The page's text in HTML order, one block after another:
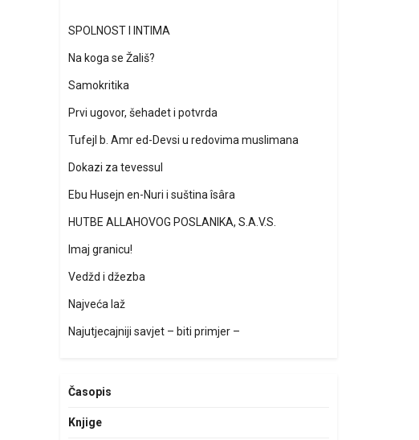
SPOLNOST I INTIMA
Na koga se Žališ?
Samokritika
Prvi ugovor, šehadet i potvrda
Tufejl b. Amr ed-Devsi u redovima muslimana
Dokazi za tevessul
Ebu Husejn en-Nuri i suština îsâra
HUTBE ALLAHOVOG POSLANIKA, S.A.V.S.
Imaj granicu!
Vedžd i džezba
Najveća laž
Najutjecajniji savjet – biti primjer –
Časopis
Knjige